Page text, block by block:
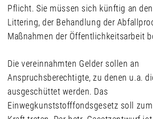
Pflicht. Sie müssen sich künftig an
Littering, der Behandlung der
Maßnahmen der Öffentlichkeitsarbeit
Die vereinnahmten Gelder sollen an
Anspruchsberechtigte, zu denen u.a.
ausgeschüttet werden. Das
Einwegkunststofffondsgesetz soll